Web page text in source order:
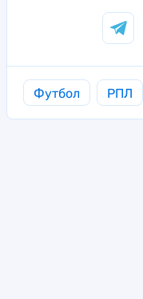
Футбол РПЛ